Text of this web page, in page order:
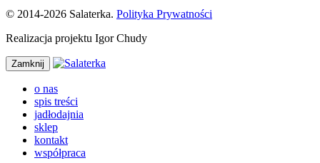
© 2014-2026 Salaterka. Polityka Prywatności
Realizacja projektu Igor Chudy
Zamknij
o nas
spis treści
jadłodajnia
sklep
kontakt
współpraca